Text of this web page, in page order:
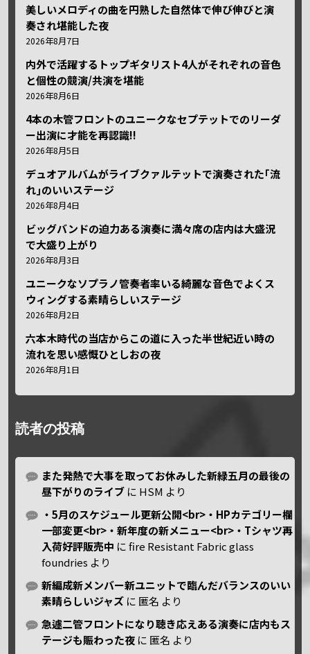
美しいメロディの曲を円熟した自然体で伸び伸びと演
奏され堪能した夜
2026年8月7日
内外で活躍するトップギタリスト4人がそれぞれの音色
と個性の競演/共演を堪能
2026年8月6日
4本の木管フロントのユニークなセプテットでのリーダ
ー出演に才能を再認識!!
2026年8月5日
デュオアルバムがライブクァルテットで演奏された｢流
れ｣のいいステージ
2026年8月4日
ビッグバンドの迫力ある演奏に満々席の店内は大盛況
で大盛り上がり
2026年8月3日
ユニークなソプラノ管奏者率いる綺麗な音色でよくス
ウィングする素晴らしいステージ
2026年8月2日
六本木時代の当店からこの道に入った半世紀近い時の
流れを思い感慨ひとしおの夜
2026年8月1日
読者の投稿
また発熱で大事を取ってお休みした新緑五月の最後の
昼下がりのライブ に HSM より
・5月のスケジュール更新公開<br>・HPカテゴリー欄
一部変更<br>・新年度の新メニュー<br>・Tシャツ再
入荷好評販売中 にfire Resistant Fabric glass
foundries より
新編成新メンバー新ユニットで臨んだバランスのいい
素晴らしいジャズ に 匿名 より
急遽二管フロントになり聴き応えある演奏に店内もス
テージも賑わった夜 に 匿名 より